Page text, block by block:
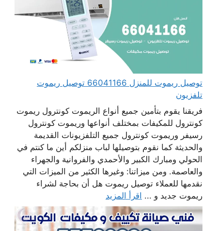
توصيل ريموت للمنزل 66041166 توصيل ريموت
تلفزيون
فريقنا يقوم بتأمين جميع أنواع الريموت كونترول ريموت
كونترول للمكيفات بمختلف أنواعها وريموت كونترول
رسيفر وريموت كونترول جميع التلفزيونات القديمة
والحديثة كما نقوم بتوصيلها لباب منزلكم أين ما كنتم في
الحولي ومبارك الكبير والأحمدي والفروانية والجهراء
والعاصمة. ومن ميزاتنا: وغيرها الكثير من الميزات التي
نقدمها للعملاء توصيل ريموت هل أن بحاجة لشراء
ريموت جديد و ... اقرأ المزيد